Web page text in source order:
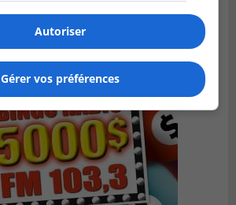
Autoriser
Gérer vos préférences